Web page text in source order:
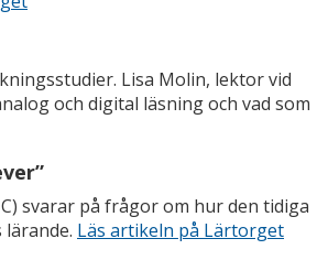
Lisa Molin, lektor vid
och digital läsning och vad som
svarar på frågor om hur den tidiga
Läs artikeln på Lärtorget